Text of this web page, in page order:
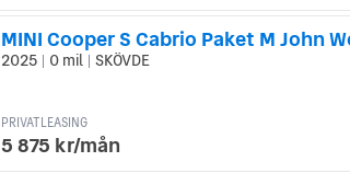
MINI Cooper S Cabrio Paket M John
2025 0 mil SKÖVDE
PRIVATLEASING
5 875 kr/mån